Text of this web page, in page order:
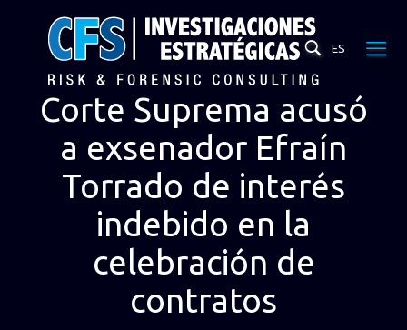
ES
Corte Suprema acusó
a exsenador Efraín
Torrado de interés
indebido en la
celebración de
contratos